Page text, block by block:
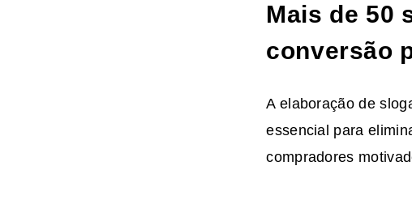
Mais de 50
conversão
A elaboração de
essencial para
compradores